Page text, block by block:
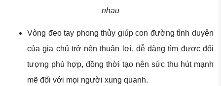
nhau
Vòng đeo tay phong thủy giúp con đường tình duyên
của gia chủ trở nên thuận lợi, dễ dàng tìm được đối
tượng phù hợp, đồng thời tạo nên sức thu hút mạnh
mẽ đối với mọi người xung quanh.